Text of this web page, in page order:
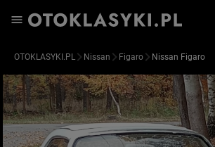
OTOKLASYKI.PL Nissan Figaro Nissan Figaro